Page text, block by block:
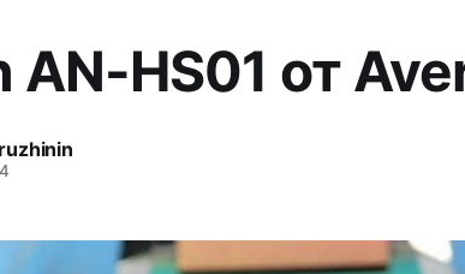
AN-HS01 от